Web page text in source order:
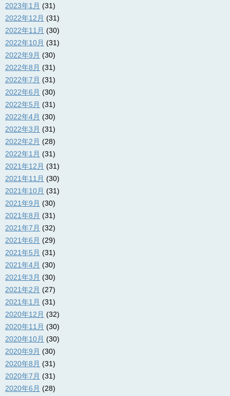
2023年1月 (31)
2022年12月 (31)
2022年11月 (30)
2022年10月 (31)
2022年9月 (30)
2022年8月 (31)
2022年7月 (31)
2022年6月 (30)
2022年5月 (31)
2022年4月 (30)
2022年3月 (31)
2022年2月 (28)
2022年1月 (31)
2021年12月 (31)
2021年11月 (30)
2021年10月 (31)
2021年9月 (30)
2021年8月 (31)
2021年7月 (32)
2021年6月 (29)
2021年5月 (31)
2021年4月 (30)
2021年3月 (30)
2021年2月 (27)
2021年1月 (31)
2020年12月 (32)
2020年11月 (30)
2020年10月 (30)
2020年9月 (30)
2020年8月 (31)
2020年7月 (31)
2020年6月 (28)